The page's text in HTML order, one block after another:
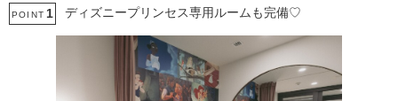
ウェルカムボードの作成
撮影前の打ち合わせ
POINT 1 ディズニープリンセス専用ルームも完備♡